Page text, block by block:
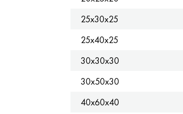
25x30x25
25x40x25
30x30x30
30x50x30
40x60x40